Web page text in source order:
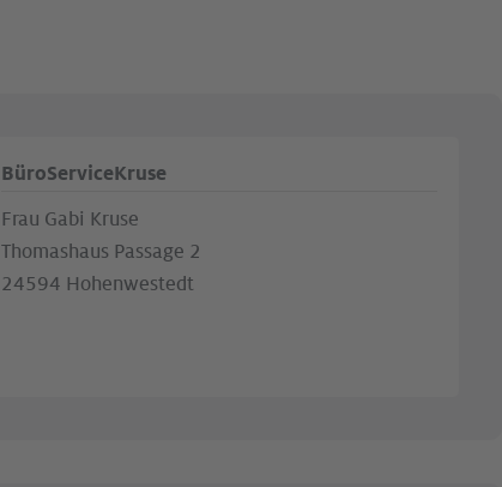
BüroServiceKruse
Frau Gabi Kruse
Thomashaus Passage 2
24594 Hohenwestedt